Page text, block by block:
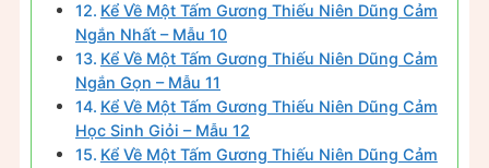
Kể Về Một Tấm Gương Thiếu Niên Dũng Cảm
Ngắn Nhất – Mẫu 10
Kể Về Một Tấm Gương Thiếu Niên Dũng Cảm
Ngắn Gọn – Mẫu 11
Kể Về Một Tấm Gương Thiếu Niên Dũng Cảm
Học Sinh Giỏi – Mẫu 12
Kể Về Một Tấm Gương Thiếu Niên Dũng Cảm